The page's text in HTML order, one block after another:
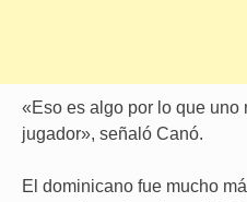
«Eso es algo por lo que uno
jugador», señaló Canó.
El dominicano fue mucho